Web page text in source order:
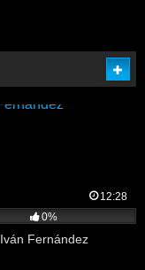
12:28
0%
Iván Fernández